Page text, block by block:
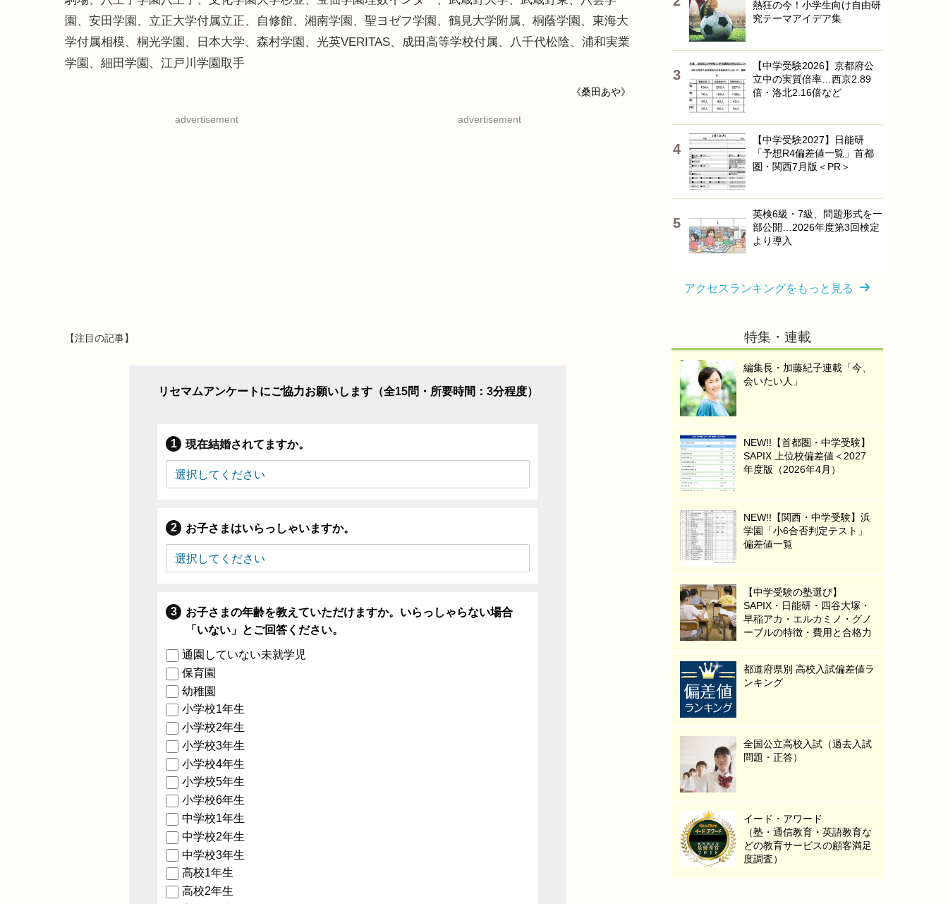
園、安田学園、立正大学付属立正、自修館、湘南学園、聖ヨゼフ学園、鶴見大学附属、桐蔭学園、東海大
学付属相模、桐光学園、日本大学、森村学園、光英VERITAS、成田高等学校付属、八千代松陰、浦和実業
学園、細田学園、江戸川学園取手
《桑田あや》
advertisement advertisement
【注目の記事】
リセマムアンケートにご協力お願いします（全15問・所要時間：3分程度）
現在結婚されてますか。
お子さまはいらっしゃいますか。
お子さまの年齢を教えていただけますか。いらっしゃらない場合
「いない」とご回答ください。
通園していない未就学児
保育園
幼稚園
小学校1年生
小学校2年生
小学校3年生
小学校4年生
小学校5年生
小学校6年生
中学校1年生
中学校2年生
中学校3年生
高校1年生
高校2年生
熱狂の今！小学生向け自由研
究テーマアイデア集
【中学受験2026】京都府公
立中の実質倍率…西京2.89
倍・洛北2.16倍など
【中学受験2027】日能研
「予想R4偏差値一覧」首都
圏・関西7月版＜PR＞
英検6級・7級、問題形式を一
部公開…2026年度第3回検定
より導入
アクセスランキングをもっと見る
特集・連載
編集長・加藤紀子連載「今、
会いたい人」
NEW!!【首都圏・中学受験】
SAPIX 上位校偏差値＜2027
年度版（2026年4月）
NEW!!【関西・中学受験】浜
学園「小6合否判定テスト」
偏差値一覧
【中学受験の塾選び】
SAPIX・日能研・四谷大塚・
早稲アカ・エルカミノ・グノ
ーブルの特徴・費用と合格力
都道府県別 高校入試偏差値ラ
ンキング
全国公立高校入試（過去入試
問題・正答）
イード・アワード
（塾・通信教育・英語教育な
どの教育サービスの顧客満足
度調査）